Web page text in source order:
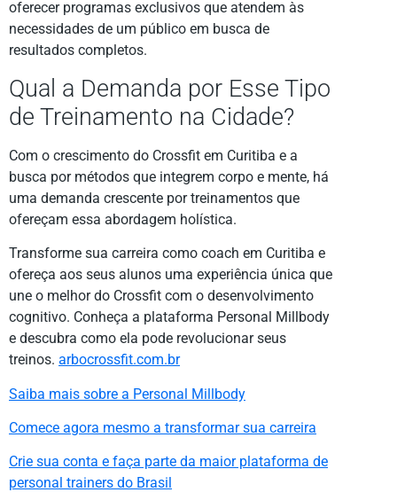
oferecer programas exclusivos que atendem às
necessidades de um público em busca de
resultados completos.
Qual a Demanda por Esse Tipo
de Treinamento na Cidade?
Com o crescimento do Crossfit em Curitiba e a
busca por métodos que integrem corpo e mente, há
uma demanda crescente por treinamentos que
ofereçam essa abordagem holística.
Transforme sua carreira como coach em Curitiba e
ofereça aos seus alunos uma experiência única que
une o melhor do Crossfit com o desenvolvimento
cognitivo. Conheça a plataforma Personal Millbody
e descubra como ela pode revolucionar seus
treinos. arbocrossfit.com.br
Saiba mais sobre a Personal Millbody
Comece agora mesmo a transformar sua carreira
Crie sua conta e faça parte da maior plataforma de
personal trainers do Brasil